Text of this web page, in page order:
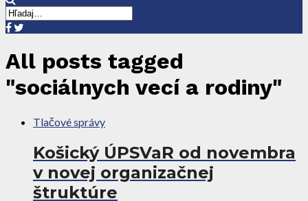
All posts tagged
"sociálnych vecí a rodiny"
Tlačové správy
Košický ÚPSVaR od novembra
v novej organizačnej
štruktúre